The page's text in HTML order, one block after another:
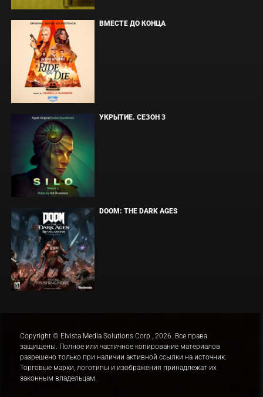
ВМЕСТЕ ДО КОНЦА
УКРЫТИЕ. СЕЗОН 3
DOOM: THE DARK AGES
Copyright © Elvista Media Solutions Corp., 2026. Все права
защищены. Полное или частичное копирование материалов
разрешено только при наличии активной ссылки на источник.
Торговые марки, логотипы и изображения принадлежат их
законным владельцам.